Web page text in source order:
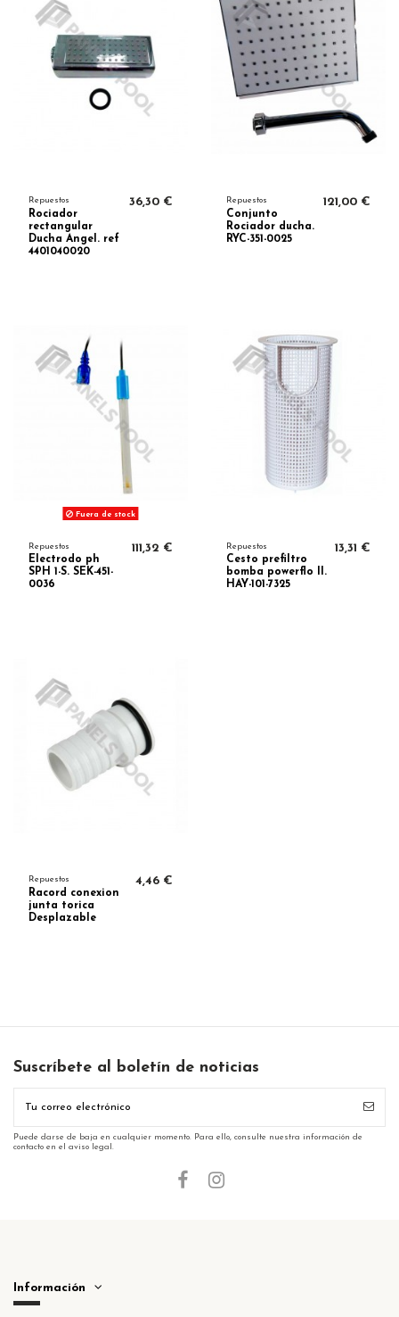
Repuestos
Rociador
rectangular
Ducha Angel. ref
4401040020
36,30 € Repuestos
Conjunto
Rociador ducha.
RYC-351-0025
121,00 €
Fuera de stock
Repuestos
Electrodo ph
SPH 1-S. SEK-451-
0036
111,32 € Repuestos
Cesto prefiltro
bomba powerflo II.
HAY-101-7325
13,31 €
Repuestos
Racord conexion
junta torica
Desplazable
4,46 €
Suscríbete al boletín de noticias
Puede darse de baja en cualquier momento. Para ello, consulte nuestra información de
contacto en el aviso legal.
Información